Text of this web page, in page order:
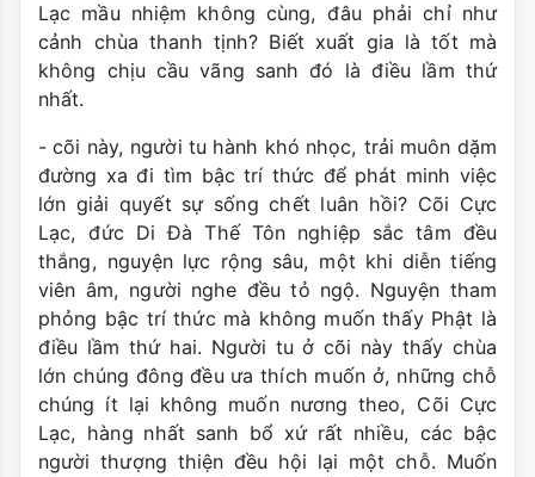
Lạc mầu nhiệm không cùng, đâu phải chỉ như
cảnh chùa thanh tịnh? Biết xuất gia là tốt mà
không chịu cầu vãng sanh đó là điều lầm thứ
nhất.
- cõi này, người tu hành khó nhọc, trải muôn dặm
đường xa đi tìm bậc trí thức để phát minh việc
lớn giải quyết sự sống chết luân hồi? Cõi Cực
Lạc, đức Di Đà Thế Tôn nghiệp sắc tâm đều
thắng, nguyện lực rộng sâu, một khi diễn tiếng
viên âm, người nghe đều tỏ ngộ. Nguyện tham
phỏng bậc trí thức mà không muốn thấy Phật là
điều lầm thứ hai. Người tu ở cõi này thấy chùa
lớn chúng đông đều ưa thích muốn ở, những chỗ
chúng ít lại không muốn nương theo, Cõi Cực
Lạc, hàng nhất sanh bổ xứ rất nhiều, các bậc
người thượng thiện đều hội lại một chỗ. Muốn